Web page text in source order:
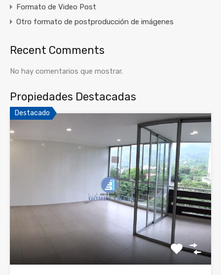
Formato de Video Post
Otro formato de postproducción de imágenes
Recent Comments
No hay comentarios que mostrar.
Propiedades Destacadas
Destacado